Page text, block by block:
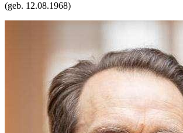
(geb. 12.08.1968)